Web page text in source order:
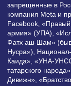
запрещенные в
компания Meta и
Facebook, «Правый
армия» (УПА),
Фатх аш-Шам»
Нусра»),
Каида», «УНА-
татарского
Дивижн»,